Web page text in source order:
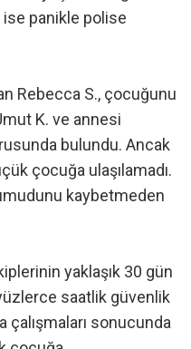
panikle polise
Rebecca S., çocuğunu
K. ve annesi
bulundu. Ancak
çocuğa ulaşılamadı.
kaybetmeden
yaklaşık 30 gün
saatlik güvenlik
çalışmaları sonucunda